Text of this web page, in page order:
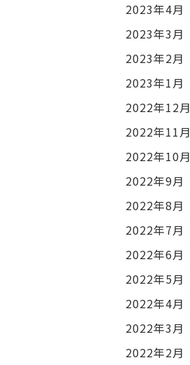
2023年4月
2023年3月
2023年2月
2023年1月
2022年12月
2022年11月
2022年10月
2022年9月
2022年8月
2022年7月
2022年6月
2022年5月
2022年4月
2022年3月
2022年2月